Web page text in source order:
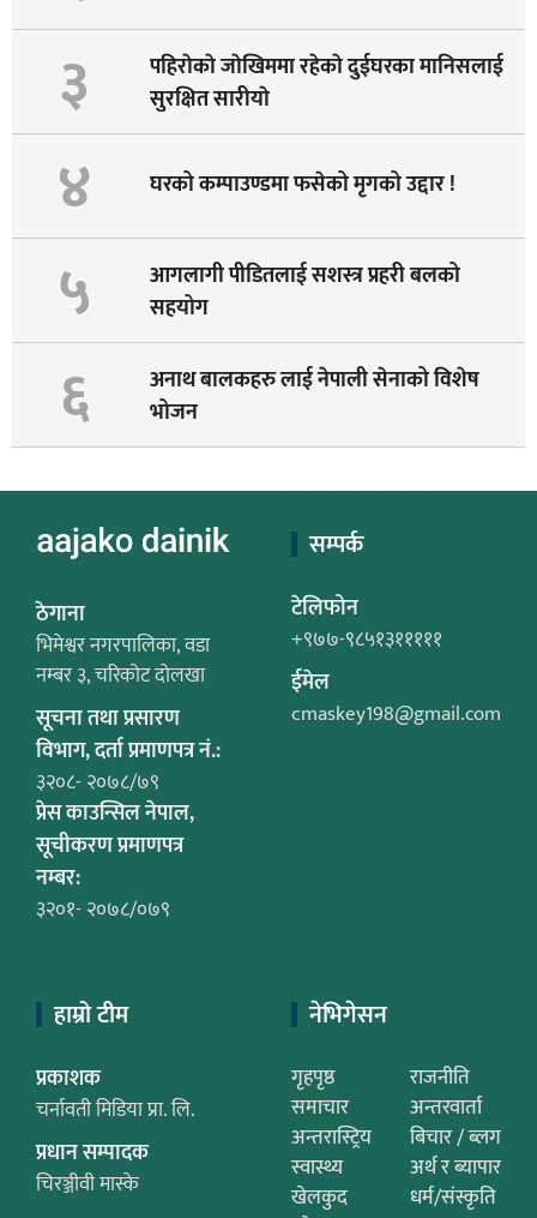
३
पहिराेकाे जाेखिममा रहेकाे दुईघरका मानिसलाई
सुरक्षित सारीयाे
४ घरको कम्पाउण्डमा फसेको मृगको उद्दार !
५
आगलागी पीडितलाई सशस्त्र प्रहरी बलको
सहयोग
६
अनाथ बालकहरु लाई नेपाली सेनाको विशेष
भोजन
ठेगाना
भिमेश्वर नगरपालिका, वडा
नम्बर ३, चरिकोट दोलखा
सूचना तथा प्रसारण
विभाग, दर्ता प्रमाणपत्र नं.:
३२०८- २०७८/७९
प्रेस काउन्सिल नेपाल,
सूचीकरण प्रमाणपत्र
नम्बर:
३२०१- २०७८/०७९
सम्पर्क
टेलिफोन
+९७७-९८५१३१११११
ईमेल
cmaskey198@gmail.com
हाम्रो टीम
प्रकाशक
चर्नावती मिडिया प्रा. लि.
प्रधान सम्पादक
चिरञ्जीवी मास्के
नेभिगेसन
गृहपृष्ठ
राजनीति
समाचार
अन्तरवार्ता
अन्तरास्ट्रिय
बिचार / ब्लग
स्वास्थ्य
अर्थ र ब्यापार
खेलकुद
धर्म/संस्कृति